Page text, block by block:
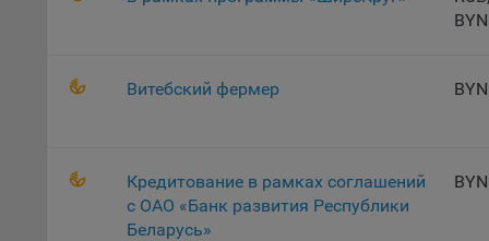
16.
BYN
Витебский фермер BYN
Кредитование в рамках соглашений
с ОАО «Банк развития Республики
Беларусь»
BYN